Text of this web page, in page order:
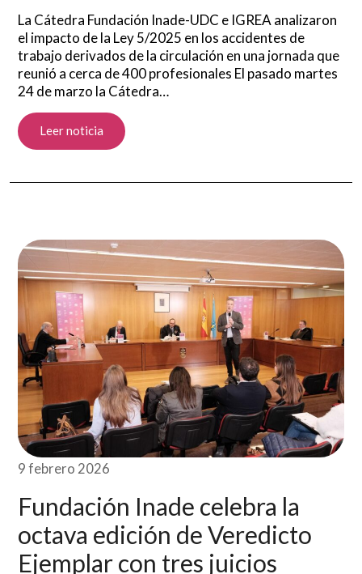
La Cátedra Fundación Inade-UDC e IGREA analizaron
el impacto de la Ley 5/2025 en los accidentes de
trabajo derivados de la circulación en una jornada que
reunió a cerca de 400 profesionales El pasado martes
24 de marzo la Cátedra…
Leer noticia
9 febrero 2026
Fundación Inade celebra la
octava edición de Veredicto
Ejemplar con tres juicios